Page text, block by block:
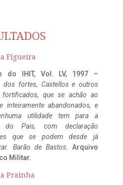
Figueira
do IHIT, Vol. LV, 1997 –
dos fortes, Castellos e outros
que se achão ao
inteiramente abandonados, e
utilidade tem para a
do Pais, com declaração
que se podem desde já
Barão de Bastos. Arquivo
Militar.
Prainha